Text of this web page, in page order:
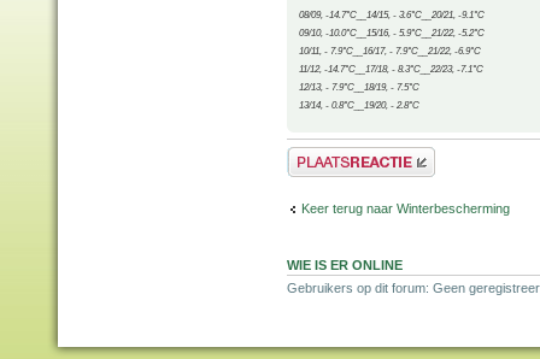
08/09, -14.7°C__14/15, - 3.6°C__20/21, -9.1°C
09/10, -10.0°C__15/16, - 5.9°C__21/22, -5.2°C
10/11, - 7.9°C__16/17, - 7.9°C__21/22, -6.9°C
11/12, -14.7°C__17/18, - 8.3°C__22/23, -7.1°C
12/13, - 7.9°C__18/19, - 7.5°C
13/14, - 0.8°C__19/20, - 2.8°C
Plaats een reactie
Keer terug naar Winterbescherming
WIE IS ER ONLINE
Gebruikers op dit forum: Geen